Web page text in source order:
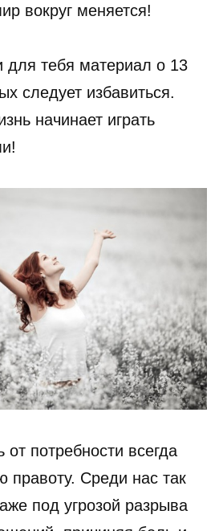
вокруг меняется!
для тебя материал о 13
следует избавиться.
начинает играть
потребности всегда
правоту. Среди нас так
под угрозой разрыва